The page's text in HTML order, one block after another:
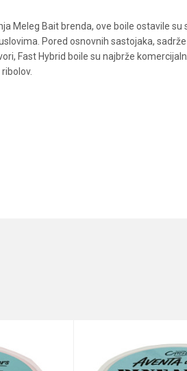
Meleg Bait brenda, ove boile ostavile
Pored osnovnih sastojaka,
Fast Hybrid boile su najbrže
Anti-spam zaštita - izračunajte koliko je 6